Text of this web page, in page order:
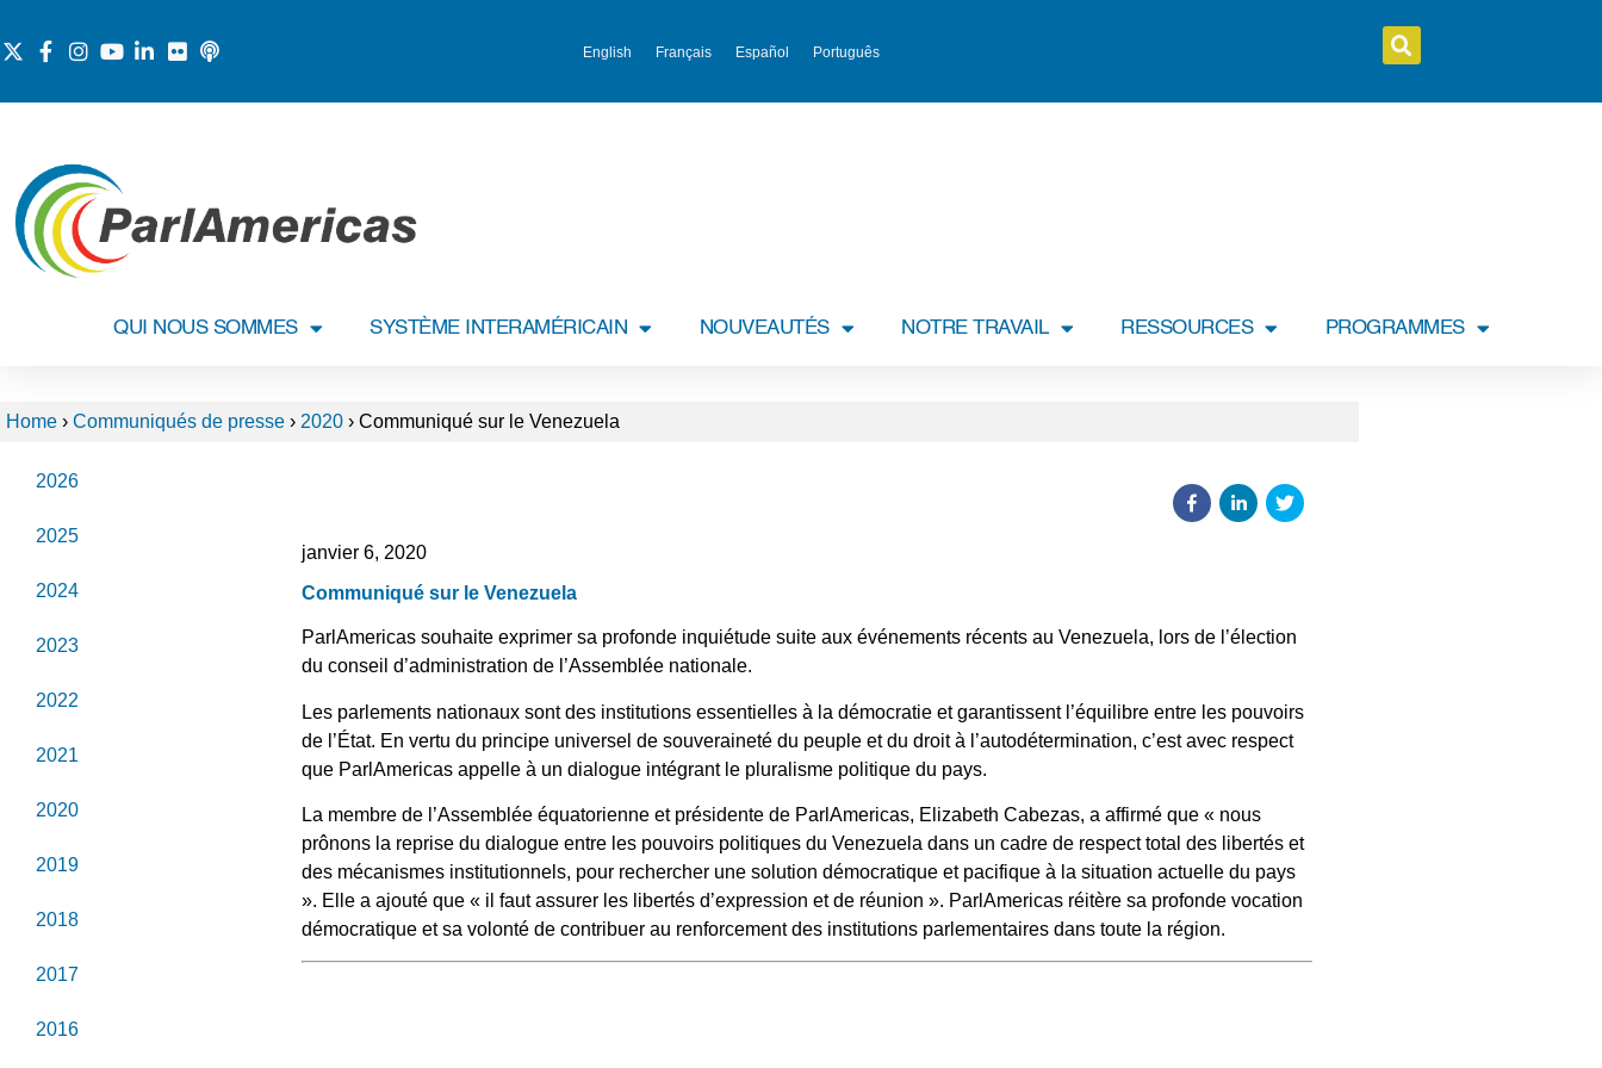
English Français Español Português
QUI NOUS SOMMES SYSTÈME INTERAMÉRICAIN NOUVEAUTÉS NOTRE TRAVAIL RESSOURCES PROGRAMMES
Home › Communiqués de presse › 2020 › Communiqué sur le Venezuela
2026
2025
2024
2023
2022
2021
2020
2019
2018
2017
2016
janvier 6, 2020
Communiqué sur le Venezuela
ParlAmericas souhaite exprimer sa profonde inquiétude suite aux événements récents au Venezuela, lors de l’élection
du conseil d’administration de l’Assemblée nationale.
Les parlements nationaux sont des institutions essentielles à la démocratie et garantissent l’équilibre entre les pouvoirs
de l’État. En vertu du principe universel de souveraineté du peuple et du droit à l’autodétermination, c’est avec respect
que ParlAmericas appelle à un dialogue intégrant le pluralisme politique du pays.
La membre de l’Assemblée équatorienne et présidente de ParlAmericas, Elizabeth Cabezas, a affirmé que « nous
prônons la reprise du dialogue entre les pouvoirs politiques du Venezuela dans un cadre de respect total des libertés et
des mécanismes institutionnels, pour rechercher une solution démocratique et pacifique à la situation actuelle du pays
». Elle a ajouté que « il faut assurer les libertés d’expression et de réunion ». ParlAmericas réitère sa profonde vocation
démocratique et sa volonté de contribuer au renforcement des institutions parlementaires dans toute la région.